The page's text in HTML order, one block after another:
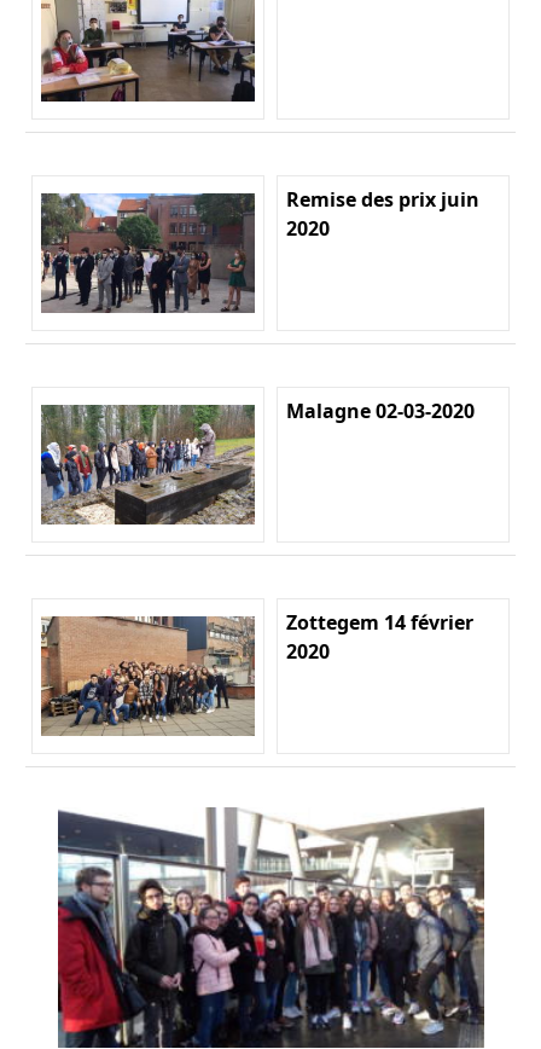
Remise des prix juin
2020
Malagne 02-03-2020
Zottegem 14 février
2020